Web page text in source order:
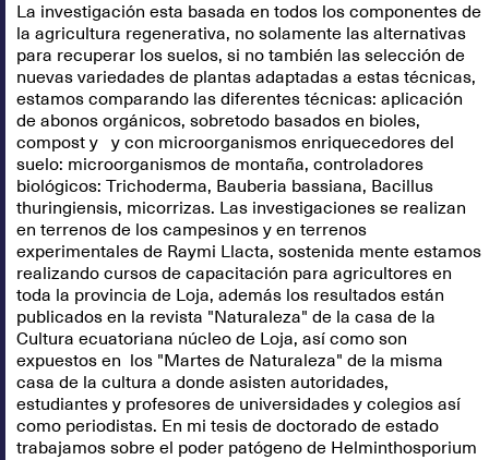
La investigación esta basada en todos los componentes de
la agricultura regenerativa, no solamente las alternativas
para recuperar los suelos, si no también las selección de
nuevas variedades de plantas adaptadas a estas técnicas,
estamos comparando las diferentes técnicas: aplicación
de abonos orgánicos, sobretodo basados en bioles,
compost y y con microorganismos enriquecedores del
suelo: microorganismos de montaña, controladores
biológicos: Trichoderma, Bauberia bassiana, Bacillus
thuringiensis, micorrizas. Las investigaciones se realizan
en terrenos de los campesinos y en terrenos
experimentales de Raymi Llacta, sostenida mente estamos
realizando cursos de capacitación para agricultores en
toda la provincia de Loja, además los resultados están
publicados en la revista "Naturaleza" de la casa de la
Cultura ecuatoriana núcleo de Loja, así como son
expuestos en los "Martes de Naturaleza" de la misma
casa de la cultura a donde asisten autoridades,
estudiantes y profesores de universidades y colegios así
como periodistas. En mi tesis de doctorado de estado
trabajamos sobre el poder patógeno de Helminthosporium